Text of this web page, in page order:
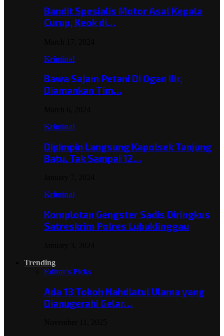
Bandit Spesialis Motor Asal Kepala
Curup, Keok di…
Kriminal
Bawa Sajam Petani Di Ogan Ilir,
Diamankan Tim…
Kriminal
Dipimpin Langsung Kapolsek Tanjung
Batu, Tak Sampai 12…
Kriminal
Komplotan Gengster Sadis Diringkus
Satreskrim Polres Lubuklinggau
Trending
Editor's Picks
Ada 13 Tokoh Nahdlatul Ulama yang
Dianugerahi Gelar…